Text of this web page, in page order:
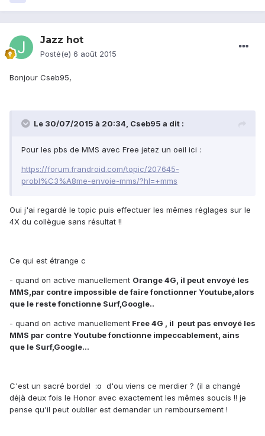
Jazz hot
Posté(e) 6 août 2015
Bonjour Cseb95,
Le 30/07/2015 à 20:34, Cseb95 a dit :
Pour les pbs de MMS avec Free jetez un oeil ici :
https://forum.frandroid.com/topic/207645-
probl%C3%A8me-envoie-mms/?hl=+mms
Oui j'ai regardé le topic puis effectuer les mêmes réglages sur le
4X du collègue sans résultat !!
Ce qui est étrange c
- quand on active manuellement Orange 4G, il peut envoyé les
MMS,par contre impossible de faire fonctionner Youtube,alors
que le reste fonctionne Surf,Google..
- quand on active manuellement Free 4G , il peut pas envoyé les
MMS par contre Youtube fonctionne impeccablement, ains
que le Surf,Google...
C'est un sacré bordel :o d'ou viens ce merdier ? (il a changé
déjà deux fois le Honor avec exactement les mêmes soucis !! je
pense qu'il peut oublier est demander un remboursement !